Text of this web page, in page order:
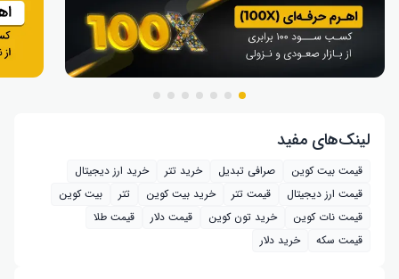
لینک‌های مفید
قیمت بیت کوین صرافی تبدیل خرید تتر
خرید ارز دیجیتال
قیمت ارز دیجیتال
قیمت تتر خرید بیت‌ کوین تتر
بیت کوین
قیمت نات کوین
خرید تون کوین قیمت دلار
قیمت طلا
قیمت سکه
خرید دلار